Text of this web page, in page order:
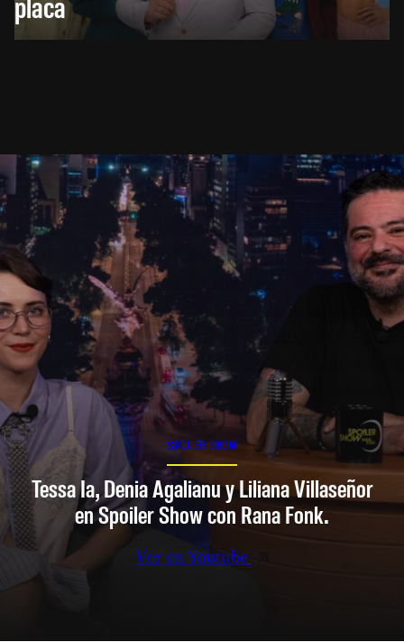
SPOILER SHOW
Tessa Ia, Denia Agalianu y Liliana Villaseñor
en Spoiler Show con Rana Fonk.
Ver en Youtube